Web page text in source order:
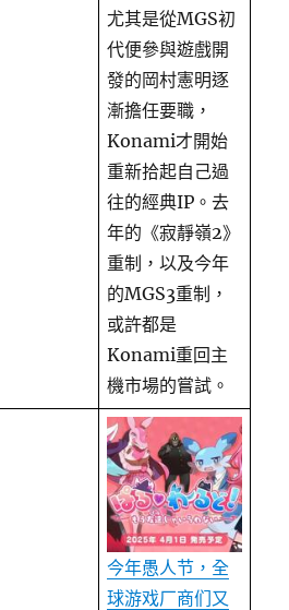
尤其是從MGS初
代便參與遊戲開
發的岡村憲明逐
漸擔任要職，
Konami才開始
重新拾起自己過
往的經典IP。去
年的《寂靜嶺2》
重制，以及今年
的MGS3重制，
或許都是
Konami重回主
機市場的嘗試。
今年愚人节，全
球游戏厂商们又